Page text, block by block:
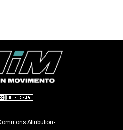
CINEMA
MUSICA
AFRICAAttribution-